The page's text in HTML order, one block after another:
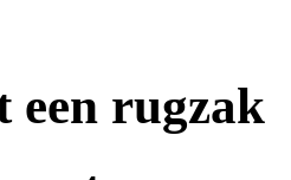
een rugzak